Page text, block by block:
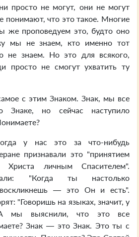
просто не могут, они не могут
понимают, что это такое. Многие
же проповедуем это, будто оно
мы не знаем, кто именно тот
не знаем. Но это для всякого,
просто не смогут ухватить ту
с этим Знаком. Знак, мы все
Знаке, но сейчас наступило
у нас это за что-нибудь
признавали это "принятием
Христа личным Спасителем".
"Когда ты настолько
— это Он и есть".
"Говоришь на языках, значит, у
мы выяснили, что это все
Знак — это Знак. Это ты с